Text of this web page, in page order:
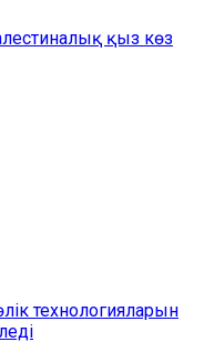
қыз көз
технологияларын